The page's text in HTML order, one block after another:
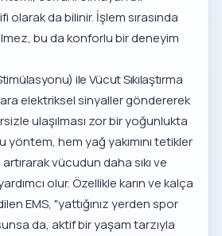
da bilinir. İşlem sırasında
bu da konforlu bir deneyim
ile Vücut Sıkılaştırma
elektriksel sinyaller göndererek
ulaşılması zor bir yoğunlukta
yöntem, hem yağ yakımını tetikler
vücudun daha sıkı ve
olur. Özellikle karın ve kalça
EMS, "yattığınız yerden spor
da, aktif bir yaşam tarzıyla